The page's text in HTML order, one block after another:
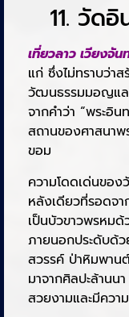
11. วัด
เที่ยวลาว เวียงจัน
แก่ ซึ่งไม่ทราบว่า
วัฒนธรรมมอญแล
จากคำว่า “พระอิน
สถานของศาสนา
ขอม
ความโดดเด่นขอ
หลังเดียวที่รอดจา
เป็นบัวขาวพรหม
ภายนอกประดับด้
สวรรค์ ป่าหิมพาน
มาจากศิลปะล้านน
สวยงามและมีคว